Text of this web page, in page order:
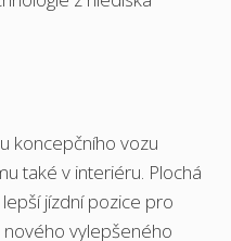
koncepčního vozu
také v interiéru. Plochá
jízdní pozice pro
vylepšeného